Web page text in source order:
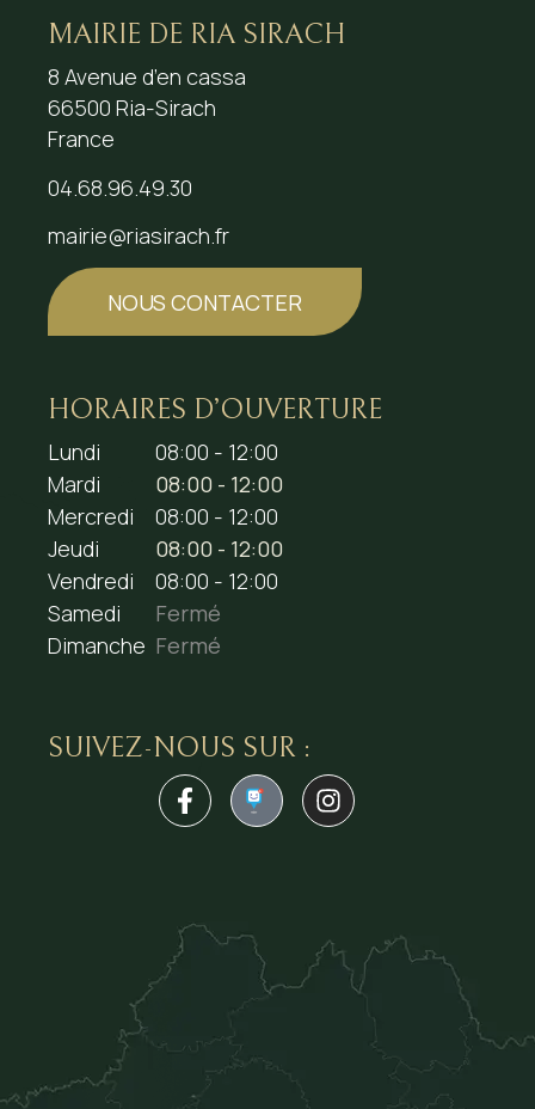
MAIRIE DE RIA SIRACH
8 Avenue d’en cassa
66500 Ria-Sirach
France
04.68.96.49.30
mairie@riasirach.fr
NOUS CONTACTER
HORAIRES D’OUVERTURE
Lundi
08:00 - 12:00
Mardi
08:00 - 12:00
Mercredi
08:00 - 12:00
Jeudi
08:00 - 12:00
Vendredi
08:00 - 12:00
Samedi
Fermé
Dimanche Fermé
SUIVEZ-NOUS SUR :
1